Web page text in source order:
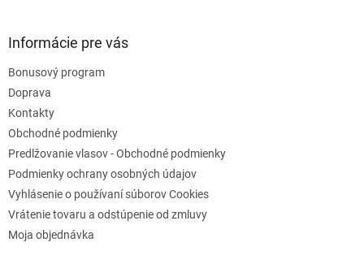
Informácie pre vás
Bonusový program
Doprava
Kontakty
Obchodné podmienky
Predlžovanie vlasov - Obchodné podmienky
Podmienky ochrany osobných údajov
Vyhlásenie o používaní súborov Cookies
Vrátenie tovaru a odstúpenie od zmluvy
Moja objednávka